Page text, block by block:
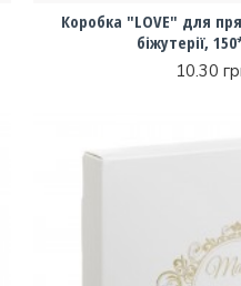
Коробка "LOVE" для
біжутерії,
10.30